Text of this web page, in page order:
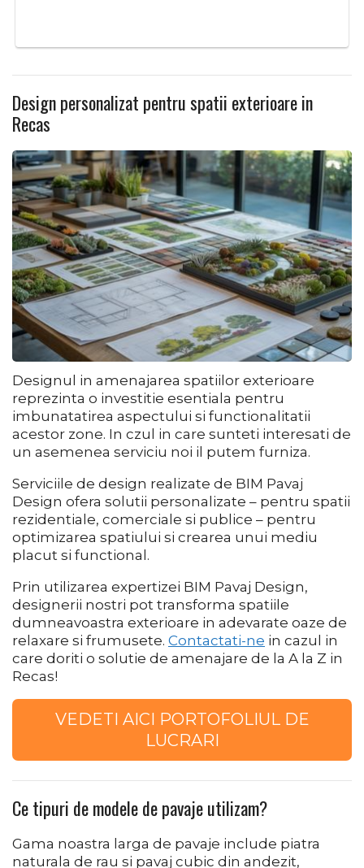
Design personalizat pentru spatii exterioare in
Recas
Designul in amenajarea spatiilor exterioare
reprezinta o investitie esentiala pentru
imbunatatirea aspectului si functionalitatii
acestor zone. In czul in care sunteti interesati de
un asemenea serviciu noi il putem furniza.
Serviciile de design realizate de BIM Pavaj
Design ofera solutii personalizate – pentru spatii
rezidentiale, comerciale si publice – pentru
optimizarea spatiului si crearea unui mediu
placut si functional.
Prin utilizarea expertizei BIM Pavaj Design,
designerii nostri pot transforma spatiile
dumneavoastra exterioare in adevarate oaze de
relaxare si frumusete. Contactati-ne in cazul in
care doriti o solutie de amenajare de la A la Z in
Recas!
VEDETI AICI PORTOFOLIUL DE
LUCRARI
Ce tipuri de modele de pavaje utilizam?
Gama noastra larga de pavaje include piatra
naturala de rau si pavaj cubic din andezit,